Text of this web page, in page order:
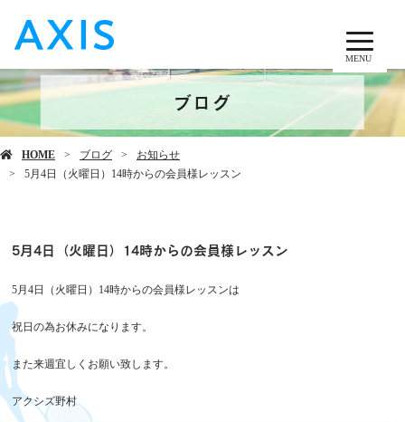
MENU
ブログ
HOME ブログ
お知らせ
5月4日（火曜日）14時からの会員様レッスン
5月4日（火曜日）14時からの会員様レッスン
5月4日（火曜日）14時からの会員様レッスンは
祝日の為お休みになります。
また来週宜しくお願い致します。
アクシズ野村